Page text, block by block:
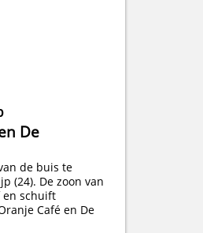
De
de buis te
(24). De zoon van
en schuift
Café en De